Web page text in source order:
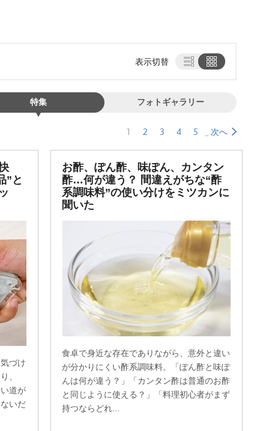
表示切替
特集 フォトギャラリー
1 2 3 4 5 次へ
”と
づけ
、
道が
いだ
お酢、ぽん酢、味ぽん、カンタン
酢…何が違う？ 間違えがちな“酢
系調味料”の使い分けをミツカンに
聞いた
食卓で身近な存在でありながら、意外と違い
が分かりにくい酢系調味料。「ぽん酢と味ぽ
んは何が違う？」「カンタン酢は普通のお酢
と同じように使える？」「料理初心者がまず
持つならどれ...